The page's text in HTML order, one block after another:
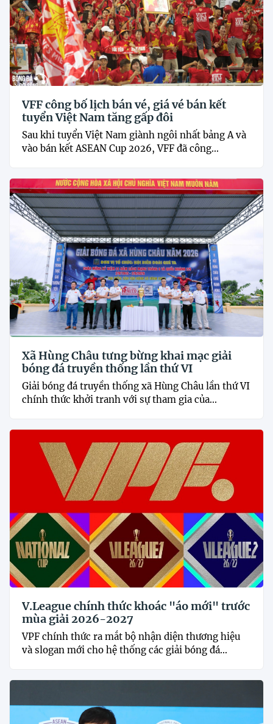
VFF công bố lịch bán vé, giá vé bán kết
tuyển Việt Nam tăng gấp đôi
Sau khi tuyển Việt Nam giành ngôi nhất bảng A và
vào bán kết ASEAN Cup 2026, VFF đã công...
Xã Hùng Châu tưng bừng khai mạc giải
bóng đá truyền thống lần thứ VI
Giải bóng đá truyền thống xã Hùng Châu lần thứ VI
chính thức khởi tranh với sự tham gia của...
V.League chính thức khoác "áo mới" trước
mùa giải 2026-2027
VPF chính thức ra mắt bộ nhận diện thương hiệu
và slogan mới cho hệ thống các giải bóng đá...